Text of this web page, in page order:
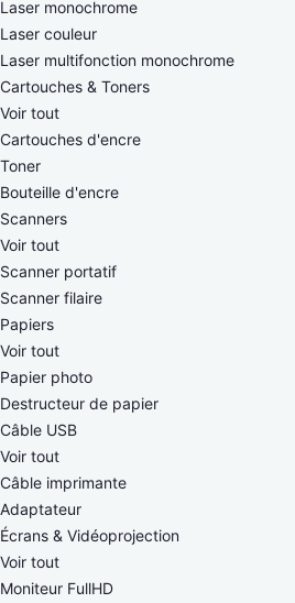
Laser monochrome
Laser couleur
Laser multifonction monochrome
Cartouches & Toners
Voir tout
Cartouches d'encre
Toner
Bouteille d'encre
Scanners
Voir tout
Scanner portatif
Scanner filaire
Papiers
Voir tout
Papier photo
Destructeur de papier
Câble USB
Voir tout
Câble imprimante
Adaptateur
Écrans & Vidéoprojection
Voir tout
Moniteur FullHD